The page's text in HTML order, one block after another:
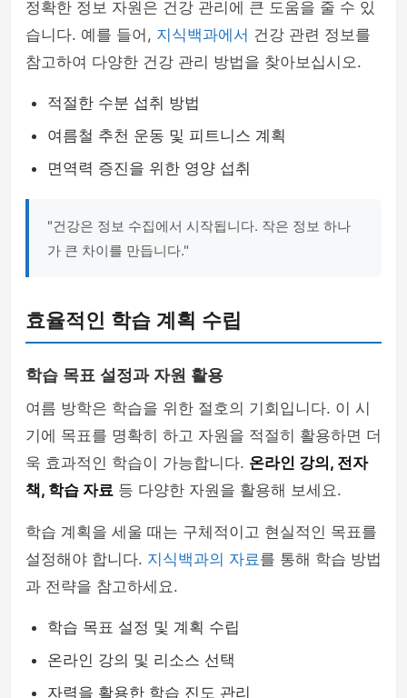
정확한 정보 자원은 건강 관리에 큰 도움을 줄 수 있
습니다. 예를 들어, 지식백과에서 건강 관련 정보를
참고하여 다양한 건강 관리 방법을 찾아보십시오.
적절한 수분 섭취 방법
여름철 추천 운동 및 피트니스 계획
면역력 증진을 위한 영양 섭취
"건강은 정보 수집에서 시작됩니다. 작은 정보 하나
가 큰 차이를 만듭니다."
효율적인 학습 계획 수립
학습 목표 설정과 자원 활용
여름 방학은 학습을 위한 절호의 기회입니다. 이 시
기에 목표를 명확히 하고 자원을 적절히 활용하면 더
욱 효과적인 학습이 가능합니다. 온라인 강의, 전자
책, 학습 자료 등 다양한 자원을 활용해 보세요.
학습 계획을 세울 때는 구체적이고 현실적인 목표를
설정해야 합니다. 지식백과의 자료를 통해 학습 방법
과 전략을 참고하세요.
학습 목표 설정 및 계획 수립
온라인 강의 및 리소스 선택
자력을 활용한 학습 진도 관리